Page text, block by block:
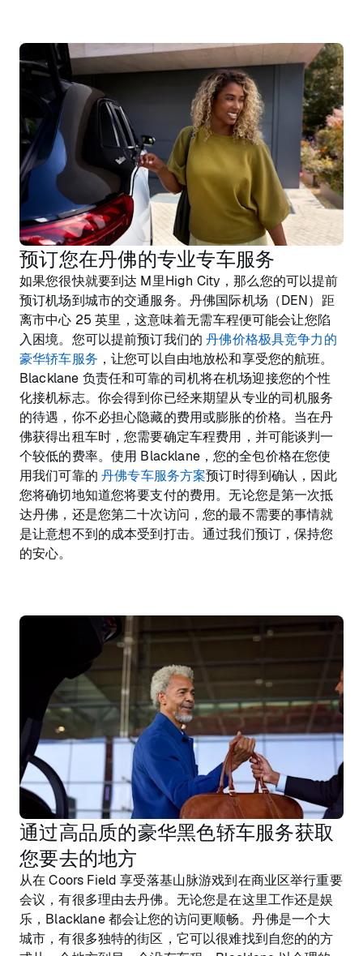
预订您在丹佛的专业专车服务
如果您很快就要到达 M里High City，那么您的可以提前
预订机场到城市的交通服务。丹佛国际机场（DEN）距
离市中心 25 英里，这意味着无需车程便可能会让您陷
入困境。您可以提前预订我们的丹佛价格极具竞争力的
豪华轿车服务 ，让您可以自由地放松和享受您的航班。
Blacklane 负责任和可靠的司机将在机场迎接您的个性
化接机标志。你会得到你已经来期望从专业的司机服务
的待遇，你不必担心隐藏的费用或膨胀的价格。当在丹
佛获得出租车时，您需要确定车程费用，并可能谈判一
个较低的费率。使用 Blacklane，您的全包价格在您使
用我们可靠的丹佛专车服务方案预订时得到确认，因此
您将确切地知道您将要支付的费用。无论您是第一次抵
达丹佛，还是您第二十次访问，您的最不需要的事情就
是让意想不到的成本受到打击。通过我们预订，保持您
的安心。
通过高品质的豪华黑色轿车服务获取
您要去的地方
从在 Coors Field 享受落基山脉游戏到在商业区举行重要
会议，有很多理由去丹佛。无论您是在这里工作还是娱
乐，Blacklane 都会让您的访问更顺畅。丹佛是一个大
城市，有很多独特的街区，它可以很难找到自您的的方